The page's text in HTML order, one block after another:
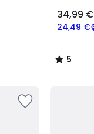
24,49 €
34,99 €
5
/